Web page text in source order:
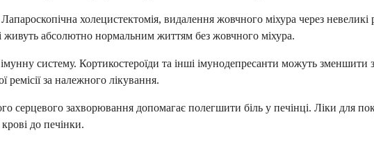
холецистектомія, видалення жовчного міхура через
абсолютно нормальним життям без жовчного міхура.
систему. Кортикостероїди та інші імунодепресанти можуть зменшити
за належного лікування.
серцевого захворювання допомагає полегшити біль у печінці. Ліки для
до печінки.